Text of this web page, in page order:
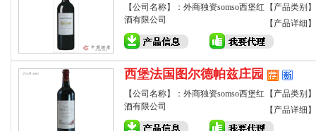
【公司名称】：外商独资somso西堡红
酒有限公司
【产品类别
【产品详细
西堡法国图尔德帕兹庄园
【公司名称】：外商独资somso西堡红
酒有限公司
【产品类别
【产品详细